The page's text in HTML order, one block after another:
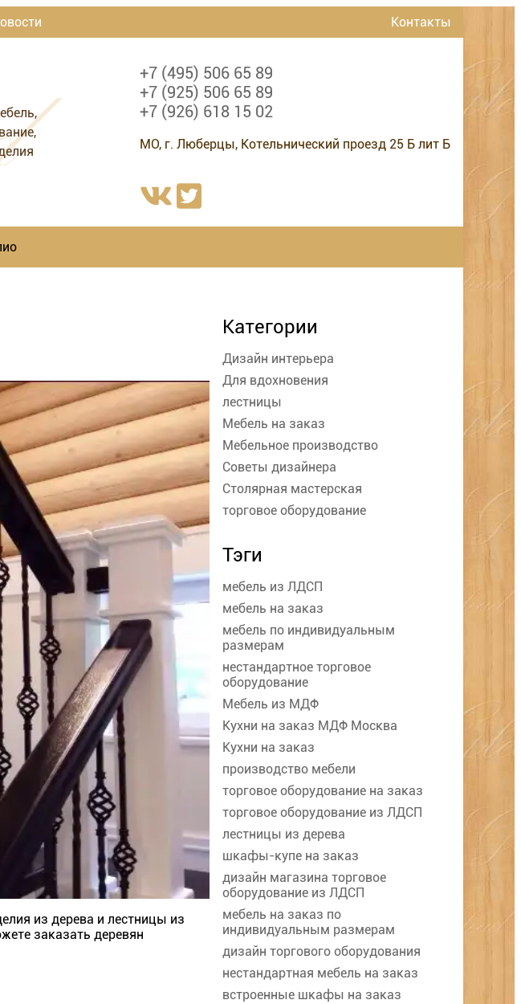
Контакты
+7 (495) 506 65 89
+7 (925) 506 65 89
+7 (926) 618 15 02
МО, г. Люберцы, Котельнический проезд 25 Б лит Б
из дерева и лестницы из
заказать деревян
Категории
Дизайн интерьера
Для вдохновения
лестницы
Мебель на заказ
Мебельное производство
Советы дизайнера
Столярная мастерская
торговое оборудование
Тэги
мебель из ЛДСП
мебель на заказ
мебель по индивидуальным
размерам
нестандартное торговое
оборудование
Мебель из МДФ
Кухни на заказ МДФ Москва
Кухни на заказ
производство мебели
торговое оборудование на заказ
торговое оборудование из ЛДСП
лестницы из дерева
шкафы-купе на заказ
дизайн магазина торговое
оборудование из ЛДСП
мебель на заказ по
индивидуальным размерам
дизайн торгового оборудования
нестандартная мебель на заказ
встроенные шкафы на заказ